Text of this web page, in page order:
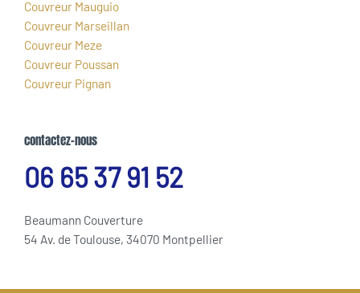
Couvreur Mauguio
Couvreur Marseillan
Couvreur Meze
Couvreur Poussan
Couvreur Pignan
contactez-nous
06 65 37 91 52
Beaumann Couverture
54 Av. de Toulouse, 34070 Montpellier